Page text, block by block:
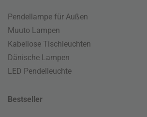
Pendellampe für Außen
Muuto Lampen
Kabellose Tischleuchten
Dänische Lampen
LED Pendelleuchte
Bestseller